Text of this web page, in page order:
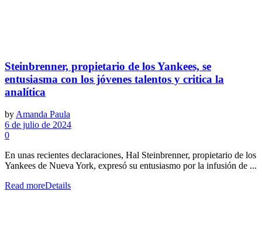
Steinbrenner, propietario de los Yankees, se
entusiasma con los jóvenes talentos y critica la
analítica
by Amanda Paula
6 de julio de 2024
0
En unas recientes declaraciones, Hal Steinbrenner, propietario de los
Yankees de Nueva York, expresó su entusiasmo por la infusión de ...
Read moreDetails